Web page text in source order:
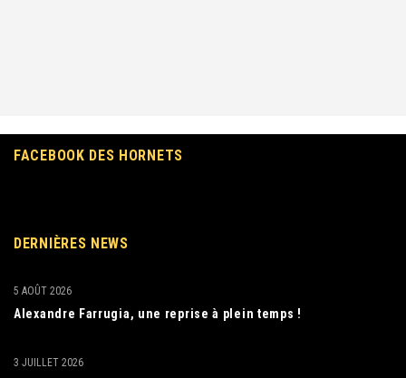
FACEBOOK DES HORNETS
DERNIÈRES NEWS
Alexandre Farrugia, une reprise à plein temps !
5 AOÛT 2026
3 JUILLET 2026